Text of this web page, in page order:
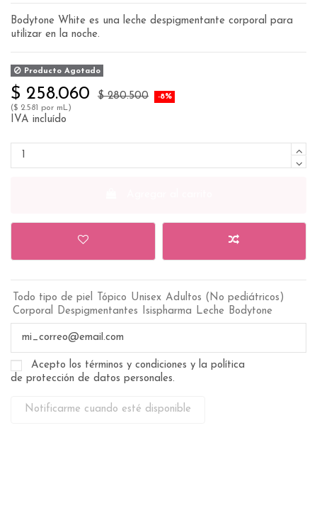
Bodytone White es una leche despigmentante corporal para
utilizar en la noche.
Producto Agotado
$ 258.060 $ 280.500 -8%
($ 2.581 por mL)
IVA incluído
Todo tipo de piel Tópico Unisex Adultos (No pediátricos)
Corporal
Despigmentantes Isispharma Leche Bodytone
Acepto los términos y condiciones y la política
de protección de datos personales.